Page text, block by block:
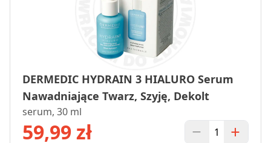
DERMEDIC HYDRAIN 3 HIALURO Serum
Nawadniające Twarz, Szyję, Dekolt
serum, 30 ml
59,99 zł